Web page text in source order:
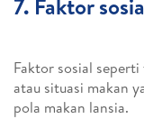
7. Faktor
Faktor sosial
atau situasi makan
pola makan lansia.